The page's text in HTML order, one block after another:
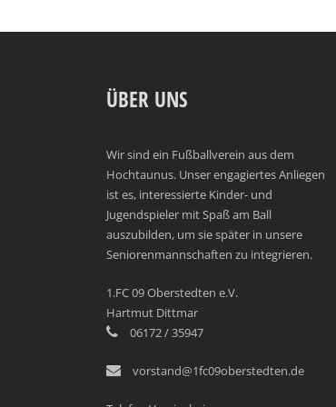
ÜBER UNS
Wir sind ein Fußballverein aus dem
Hochtaunus. Unser engagiertes Anliegen
ist es, interessierte Kinder- und
Jugendspieler mit Spaß am Ball
auszubilden, um sie später in unsere
Seniorenmannschaften zu integrieren.
1.FC 09 Oberstedten e.V.
Hartmut Dittmar
06172 / 35947
vorstand@1fc09oberstedten.de